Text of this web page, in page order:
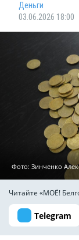
Деньги
03.06.2026 18:00
Фото: Зинченко
Читайте «МОЁ!
Telegram